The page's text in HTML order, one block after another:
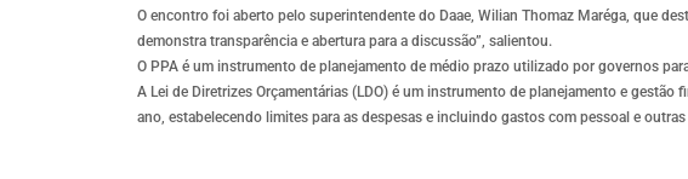
O encontro foi aberto pelo superintendente do Daae, Wilian Thomaz Maréga, que
demonstra transparência e abertura para a discussão”, salientou.
O PPA é um instrumento de planejamento de médio prazo utilizado por governos
A Lei de Diretrizes Orçamentárias (LDO) é um instrumento de planejamento e
ano, estabelecendo limites para as despesas e incluindo gastos com pessoal e